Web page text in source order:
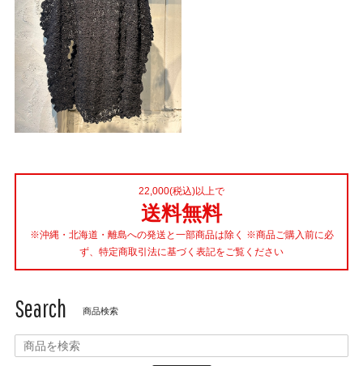
22,000(税込)以上で
送料無料
※沖縄・北海道・離島への発送と一部商品は除く ※商品ご購入前に必
ず、特定商取引法に基づく表記をご覧ください
Search 商品検索